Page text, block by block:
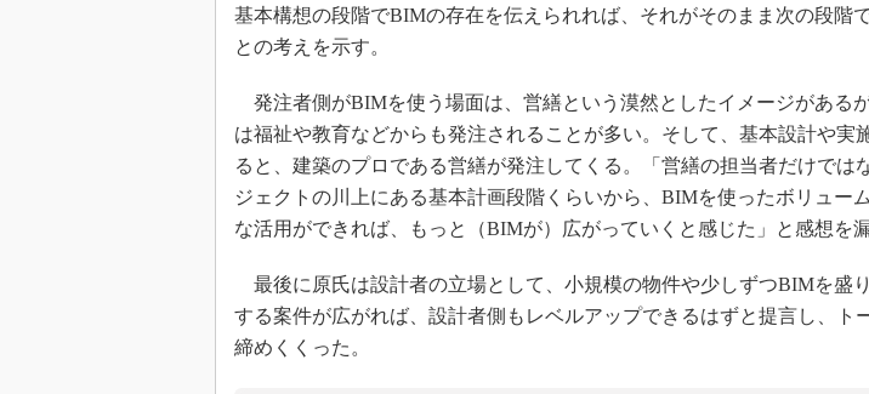
基本構想の段階でBIMの存在を伝えられれば、それがそのまま次の段階
との考えを示す。
発注者側がBIMを使う場面は、営繕という漠然としたイメージがある
は福祉や教育などからも発注されることが多い。そして、基本設計や実
ると、建築のプロである営繕が発注してくる。「営繕の担当者だけでは
ジェクトの川上にある基本計画段階くらいから、BIMを使ったボリュー
な活用ができれば、もっと（BIMが）広がっていくと感じた」と感想を漏
最後に原氏は設計者の立場として、小規模の物件や少しずつBIMを盛
する案件が広がれば、設計者側もレベルアップできるはずと提言し、ト
締めくくった。